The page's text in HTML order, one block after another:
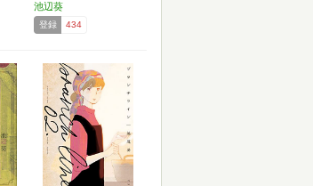
池辺葵
登録 434